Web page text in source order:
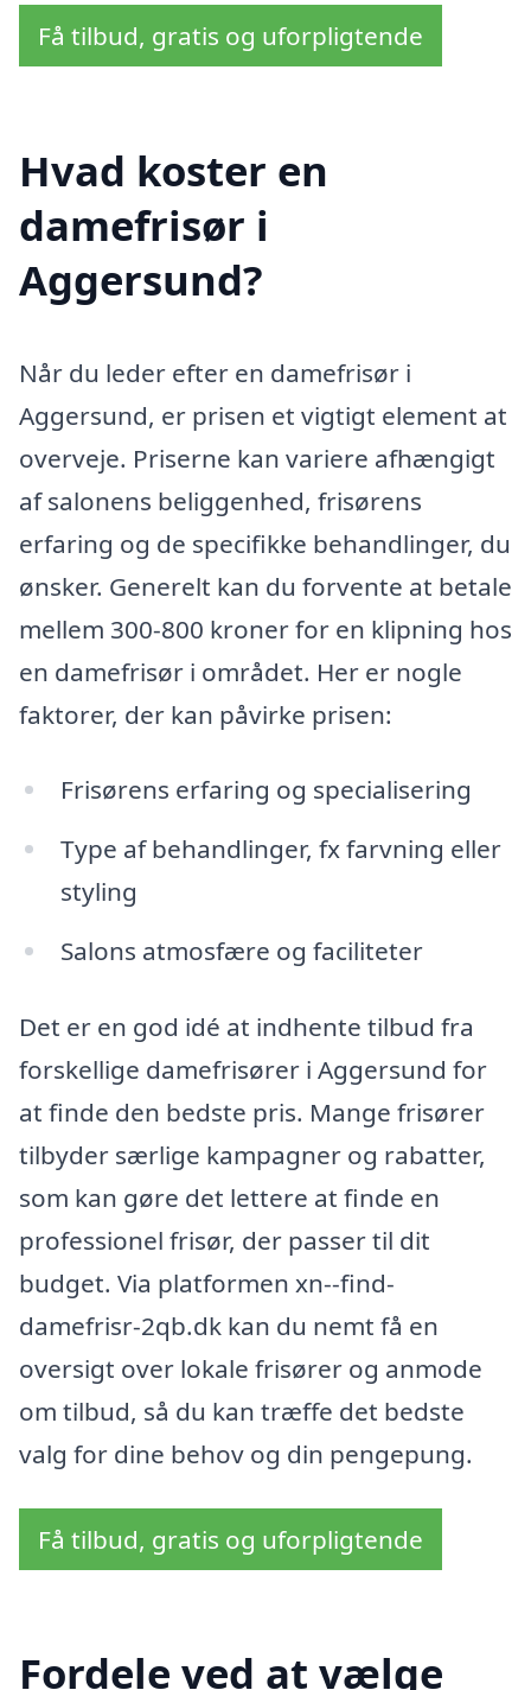
Få tilbud, gratis og uforpligtende
Hvad koster en
damefrisør i
Aggersund?
Når du leder efter en damefrisør i
Aggersund, er prisen et vigtigt element at
overveje. Priserne kan variere afhængigt
af salonens beliggenhed, frisørens
erfaring og de specifikke behandlinger, du
ønsker. Generelt kan du forvente at betale
mellem 300-800 kroner for en klipning hos
en damefrisør i området. Her er nogle
faktorer, der kan påvirke prisen:
Frisørens erfaring og specialisering
Type af behandlinger, fx farvning eller
styling
Salons atmosfære og faciliteter
Det er en god idé at indhente tilbud fra
forskellige damefrisører i Aggersund for
at finde den bedste pris. Mange frisører
tilbyder særlige kampagner og rabatter,
som kan gøre det lettere at finde en
professionel frisør, der passer til dit
budget. Via platformen xn--find-
damefrisr-2qb.dk kan du nemt få en
oversigt over lokale frisører og anmode
om tilbud, så du kan træffe det bedste
valg for dine behov og din pengepung.
Få tilbud, gratis og uforpligtende
Fordele ved at vælge